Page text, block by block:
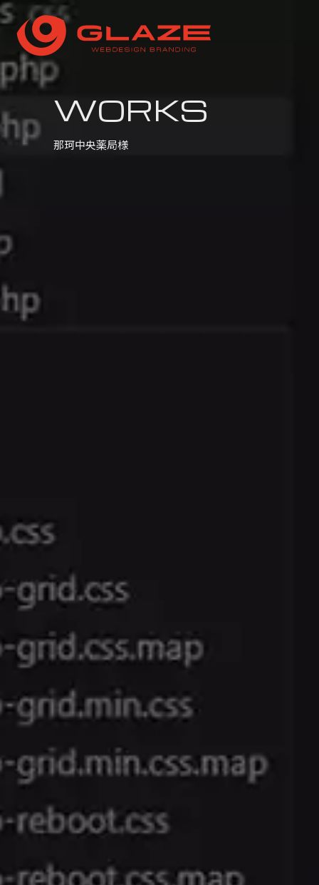
WORKS
那珂中央薬局様